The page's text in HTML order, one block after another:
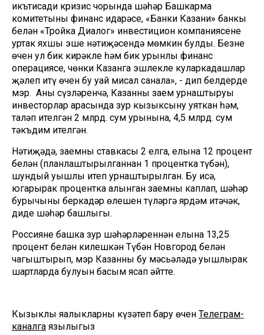
икътисади кризис чорында шәһәр Башкарма
комитетының финанс идарәсе, «Банки Казани» банкы
белән «Тройка Диалог» инвестицион компаниясенең
уртак яхшы эше нәтиҗәсендә мөмкин булды. Безнең
өчен ул бик кирәкле һәм бик урынлы финанс
операциясе, чөнки Казанга эшлекле куларкадашлар
җәлеп итү өчен бу уңай мисал санала», - дип белдерде
мэр. Аның сүзләренчә, Казанның заем урнаштыруы
инвесторлар арасында зур кызыксыну уяткан һәм,
таләп ителгән 2 млрд. сум урынына, 4,5 млрд. сум
тәкъдим ителгән.
Нәтиҗәдә, заемның ставкасы 2 елга, елына 12 процент
белән (планлаштырылганнан 1 процентка түбән),
шундый уңышлы итеп урнаштырылган. Бу исә,
югарырак процентка алынган заемны каплап, шәһәр
бурычының беркадәр өлешен түләргә ярдәм итәчәк,
диде шәһәр башлыгы.
Россиянең башка зур шәһәрләреннән елына 13,25
процент белән килешкән Түбән Новгород белән
чагыштырып, мэр Казанның бу мәсьәләдә уңышлырак
шартларда булуын басым ясап әйтте.
Кызыклы яңалыкларны күзәтеп бару өчен Телеграм-
каналга язылыгыз